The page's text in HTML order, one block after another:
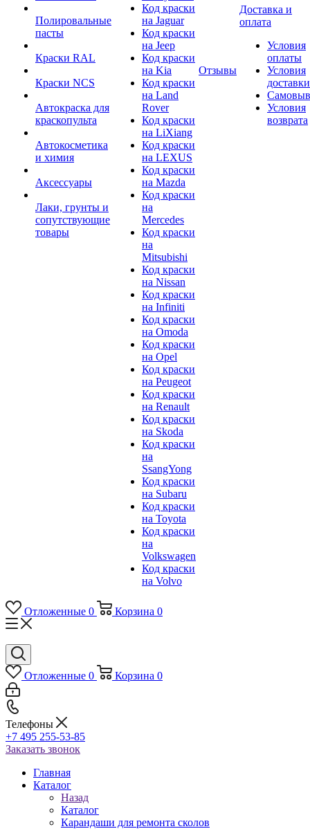
Полировальные
пасты
Краски RAL
Краски NCS
Автокраска для
краскопульта
Автокосметика
и химия
Аксессуары
Лаки, грунты и
сопутствующие
товары
Код краски
на Jaguar
Код краски
на Jeep
Код краски
на Kia
Код краски
на Land
Rover
Код краски
на LiXiang
Код краски
на LEXUS
Код краски
на Mazda
Код краски
на
Mercedes
Код краски
на
Mitsubishi
Код краски
на Nissan
Код краски
на Infiniti
Код краски
на Omoda
Код краски
на Opel
Код краски
на Peugeot
Код краски
на Renault
Код краски
на Skoda
Код краски
на
SsangYong
Код краски
на Subaru
Код краски
на Toyota
Код краски
на
Volkswagen
Код краски
на Volvo
Отзывы
Доставка и
оплата
Условия
оплаты
Условия
доставки
Условия
возврата
Отложенные 0 Корзина 0
Отложенные 0 Корзина 0
Телефоны
+7 495 255-53-85
Заказать звонок
Главная
Каталог
Назад
Каталог
Карандаши для ремонта сколов